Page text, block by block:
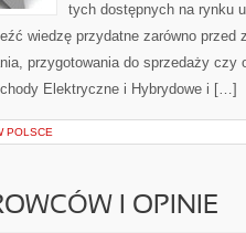
tych dostępnych na rynku
wiedzę przydatne zarówno przed
przygotowania do sprzedaży czy
Elektryczne i Hybrydowe i […]
POLSCE
I OPINIE